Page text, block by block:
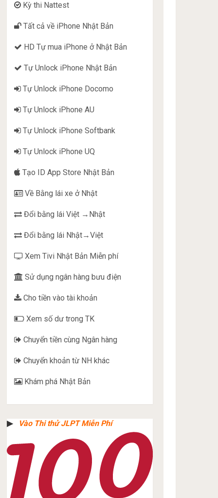
Kỳ thi Nattest
Tất cả về iPhone Nhật Bản
HD Tự mua iPhone ở Nhật Bản
Tự Unlock iPhone Nhật Bản
Tự Unlock iPhone Docomo
Tự Unlock iPhone AU
Tự Unlock iPhone Softbank
Tự Unlock iPhone UQ
Tạo ID App Store Nhật Bản
Về Bằng lái xe ở Nhật
Đổi bằng lái Việt →Nhật
Đổi bằng lái Nhật→Việt
Xem Tivi Nhật Bản Miễn phí
Sử dụng ngân hàng bưu điện
Cho tiền vào tài khoản
Xem số dư trong TK
Chuyển tiền cùng Ngân hàng
Chuyển khoản từ NH khác
Khám phá Nhật Bản
▶︎ Vào Thi thử JLPT Miễn Phí